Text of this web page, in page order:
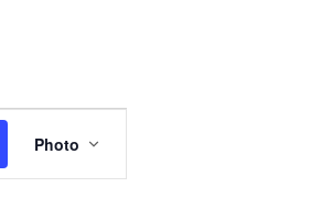
Event
Views
Navigation
Photo